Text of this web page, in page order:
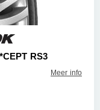
RS3
Meer info